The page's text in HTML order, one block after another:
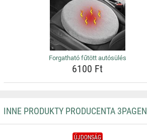
Forgatható fűtött autósülés
6100 Ft
INNE PRODUKTY PRODUCENTA 3PAGEN
ÚJDONSÁG